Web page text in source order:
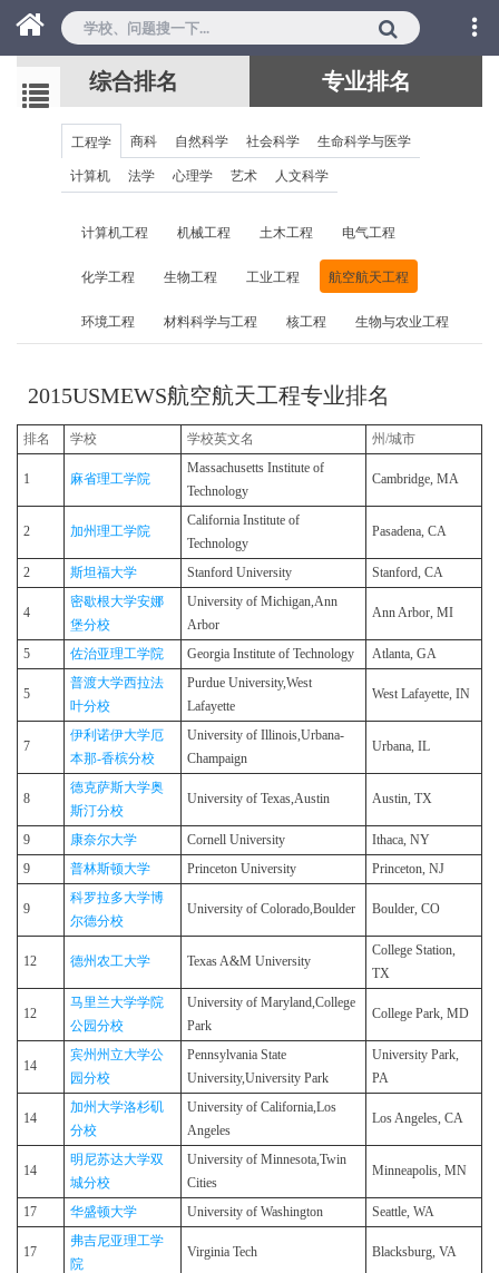
综合排名 专业排名
工程学 商科 自然科学 社会科学
生命科学与医学
计算机
法学 心理学 艺术 人文科学
计算机工程 机械工程 土木工程 电气工程
化学工程 生物工程 工业工程 航空航天工程
环境工程 材料科学与工程 核工程 生物与农业工程
2015USMEWS航空航天工程专业排名
排名 学校 学校英文名 州/城市
1 麻省理工学院
Massachusetts Institute of
Technology
Cambridge, MA
2 加州理工学院
California Institute of
Technology
Pasadena, CA
2 斯坦福大学 Stanford University Stanford, CA
4
密歇根大学安娜
堡分校
University of Michigan,Ann
Arbor
Ann Arbor, MI
5 佐治亚理工学院 Georgia Institute of Technology Atlanta, GA
5
普渡大学西拉法
叶分校
Purdue University,West
Lafayette
West Lafayette, IN
7
伊利诺伊大学厄
本那-香槟分校
University of Illinois,Urbana-​
Champaign
Urbana, IL
8
德克萨斯大学奥
斯汀分校
University of Texas,Austin Austin, TX
9 康奈尔大学 Cornell University
Ithaca, NY
9
普林斯顿大学 Princeton University Princeton, NJ
9
科罗拉多大学博
尔德分校
University of Colorado,Boulder Boulder, CO
12 德州农工大学 Texas A&M University
College Station,
TX
12
马里兰大学学院
公园分校
University of Maryland,College
Park
College Park, MD
14
宾州州立大学公
园分校
Pennsylvania State
University,University Park
University Park,
PA
14
加州大学洛杉矶
分校
University of California,Los
Angeles
Los Angeles, CA
14
明尼苏达大学双
城分校
University of Minnesota,Twin
Cities
Minneapolis, MN
17 华盛顿大学 University of Washington Seattle, WA
17
弗吉尼亚理工学
院
Virginia Tech Blacksburg, VA